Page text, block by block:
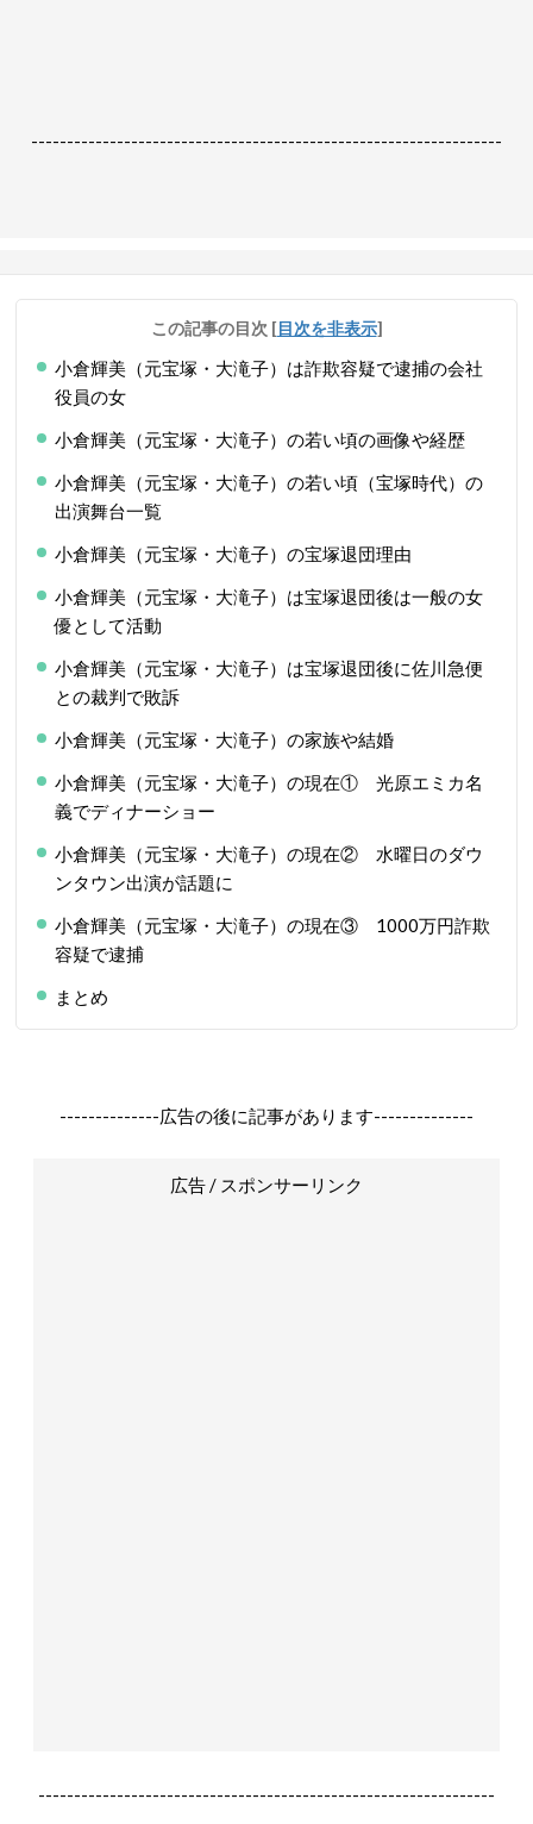
------------------------------------------------------------------
この記事の目次 [目次を非表示]
小倉輝美（元宝塚・大滝子）は詐欺容疑で逮捕の会社
役員の女
小倉輝美（元宝塚・大滝子）の若い頃の画像や経歴
小倉輝美（元宝塚・大滝子）の若い頃（宝塚時代）の
出演舞台一覧
小倉輝美（元宝塚・大滝子）の宝塚退団理由
小倉輝美（元宝塚・大滝子）は宝塚退団後は一般の女
優として活動
小倉輝美（元宝塚・大滝子）は宝塚退団後に佐川急便
との裁判で敗訴
小倉輝美（元宝塚・大滝子）の家族や結婚
小倉輝美（元宝塚・大滝子）の現在① 光原エミカ名
義でディナーショー
小倉輝美（元宝塚・大滝子）の現在② 水曜日のダウ
ンタウン出演が話題に
小倉輝美（元宝塚・大滝子）の現在③ 1000万円詐欺
容疑で逮捕
まとめ
--------------広告の後に記事があります--------------
広告 / スポンサーリンク
----------------------------------------------------------------